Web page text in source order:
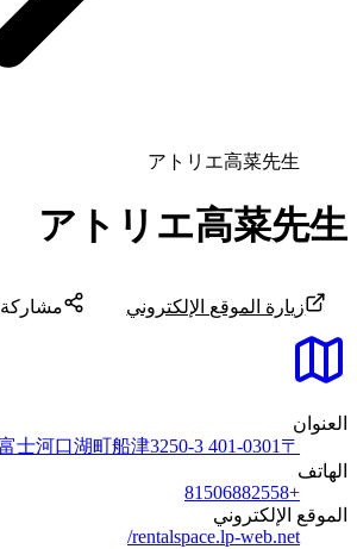
アトリエ高菜先生
アトリエ高菜先生
زيارة الموقع الإلكتروني مشاركة
العنوان
〒401-0301 山梨県南都留郡富士河口湖町船津3250-3
الهاتف
+81506882558
الموقع الإلكتروني
rentalspace.lp-web.net/